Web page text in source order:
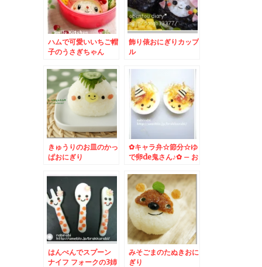
ハムで可愛いいちご帽
子のうさぎちゃん
飾り俵おにぎりカップ
ル
きゅうりのお皿のかっ
ぱおにぎり
✿キャラ弁☆節分☆ゆ
で卵de鬼さん♪✿ – お
はんぺんでスプーン
ナイフ フォークの3姉
みそごまのたぬきおに
ぎり